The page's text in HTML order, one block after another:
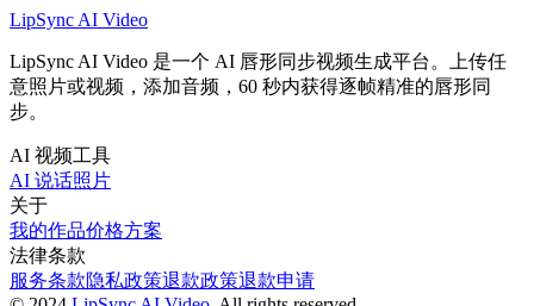
LipSync AI Video
LipSync AI Video 是一个 AI 唇形同步视频生成平台。上传任
意照片或视频，添加音频，60 秒内获得逐帧精准的唇形同
步。
AI 视频工具
AI 说话照片
关于
我的作品价格方案
法律条款
服务条款隐私政策退款政策退款申请